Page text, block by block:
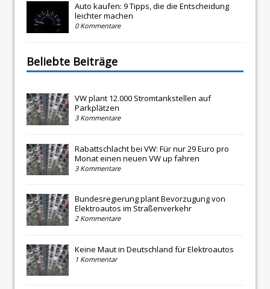
Auto kaufen: 9 Tipps, die die Entscheidung
leichter machen
0 Kommentare
Beliebte Beiträge
VW plant 12.000 Stromtankstellen auf
Parkplätzen
3 Kommentare
Rabattschlacht bei VW: Für nur 29 Euro pro
Monat einen neuen VW up fahren
3 Kommentare
Bundesregierung plant Bevorzugung von
Elektroautos im Straßenverkehr
2 Kommentare
Keine Maut in Deutschland für Elektroautos
1 Kommentar